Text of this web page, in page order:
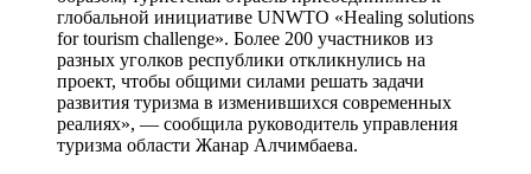
глобальной инициативе UNWTO «Healing solutions
for tourism challenge». Более 200 участников из
разных уголков республики откликнулись на
проект, чтобы общими силами решать задачи
развития туризма в изменившихся современных
реалиях», — сообщила руководитель управления
туризма области Жанар Алчимбаева.